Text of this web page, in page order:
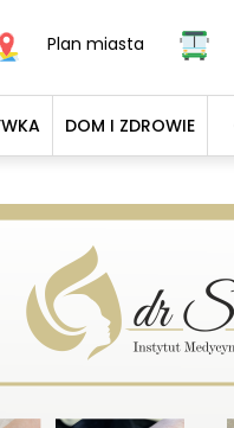
Plan miasta
DOM I ZDROWIE